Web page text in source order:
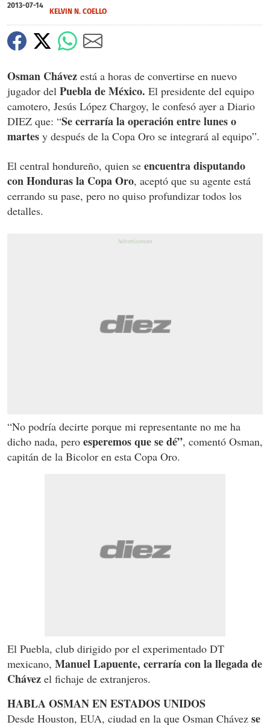
2013-07-14
KELVIN N. COELLO
Osman Chávez está a horas de convertirse en nuevo
jugador del Puebla de México. El presidente del equipo
camotero, Jesús López Chargoy, le confesó ayer a Diario
DIEZ que: “Se cerraría la operación entre lunes o
martes y después de la Copa Oro se integrará al equipo”.
El central hondureño, quien se encuentra disputando
con Honduras la Copa Oro, aceptó que su agente está
cerrando su pase, pero no quiso profundizar todos los
detalles.
“No podría decirte porque mi representante no me ha
dicho nada, pero esperemos que se dé”, comentó Osman,
capitán de la Bicolor en esta Copa Oro.
El Puebla, club dirigido por el experimentado DT
mexicano, Manuel Lapuente, cerraría con la llegada de
Chávez el fichaje de extranjeros.
HABLA OSMAN EN ESTADOS UNIDOS
Desde Houston, EUA, ciudad en la que Osman Chávez se